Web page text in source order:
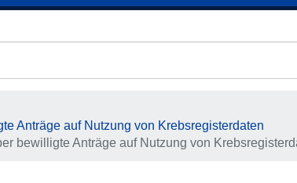
Anträge auf Nutzung von Krebsregisterdaten
bewilligte Anträge auf Nutzung von